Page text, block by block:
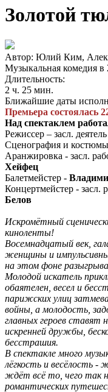
Золотой
Автор: Юлий Ким,
Музыкальная комедия в
Длительность:
2 ч. 25 мин.
Ближайшие даты
Премьера состоялась
Над спектаклем
Режиссер – засл.
Сценография и
Аранжировка - засл.
Хейфец
Балетмейстер -
Концертмейстер - засл.
Белов
Искромётный
киноленты!
Восемнадцатый век,
женщины и
на этом фоне
Молодой искатель
обаятелен, весел и
парижских улиц
войны, а молодость,
главных героев ставят
искренней дружбы,
бесстрашия.
В спектакле много
лёгкость и весёлость -
ждёт всё то, чего так
романтических